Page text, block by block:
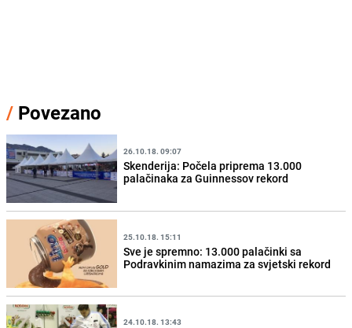
/ Povezano
26.10.18. 09:07
Skenderija: Počela priprema 13.000
palačinaka za Guinnessov rekord
25.10.18. 15:11
Sve je spremno: 13.000 palačinki sa
Podravkinim namazima za svjetski rekord
24.10.18. 13:43